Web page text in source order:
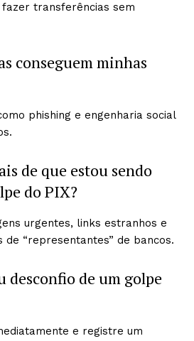
transferências sem
conseguem minhas
phishing e engenharia social
de que estou sendo
do PIX?
urgentes, links estranhos e
de “representantes” de bancos.
desconfio de um golpe
e registre um